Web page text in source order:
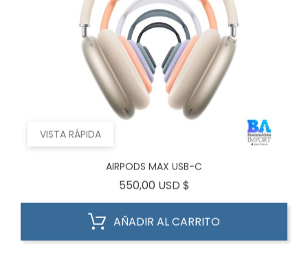
VISTA RÁPIDA
AIRPODS MAX USB-C
550,00 USD $
AÑADIR AL CARRITO